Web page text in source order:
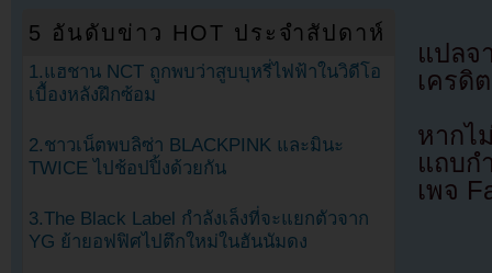
แปล
เครดิ
หากไ
แถบก
เพจ
5 อันดับข่าว HOT ประจำสัปดาห์
1.แฮชาน NCT ถูกพบว่าสูบบุหรี่ไฟฟ้าในวิดีโอ
เบื้องหลังฝึกซ้อม
2.ชาวเน็ตพบลิซ่า BLACKPINK และมินะ
TWICE ไปช้อปปิ้งด้วยกัน
3.The Black Label กำลังเล็งที่จะแยกตัวจาก
YG ย้ายอฟฟิศไปตึกใหม่ในฮันนัมดง